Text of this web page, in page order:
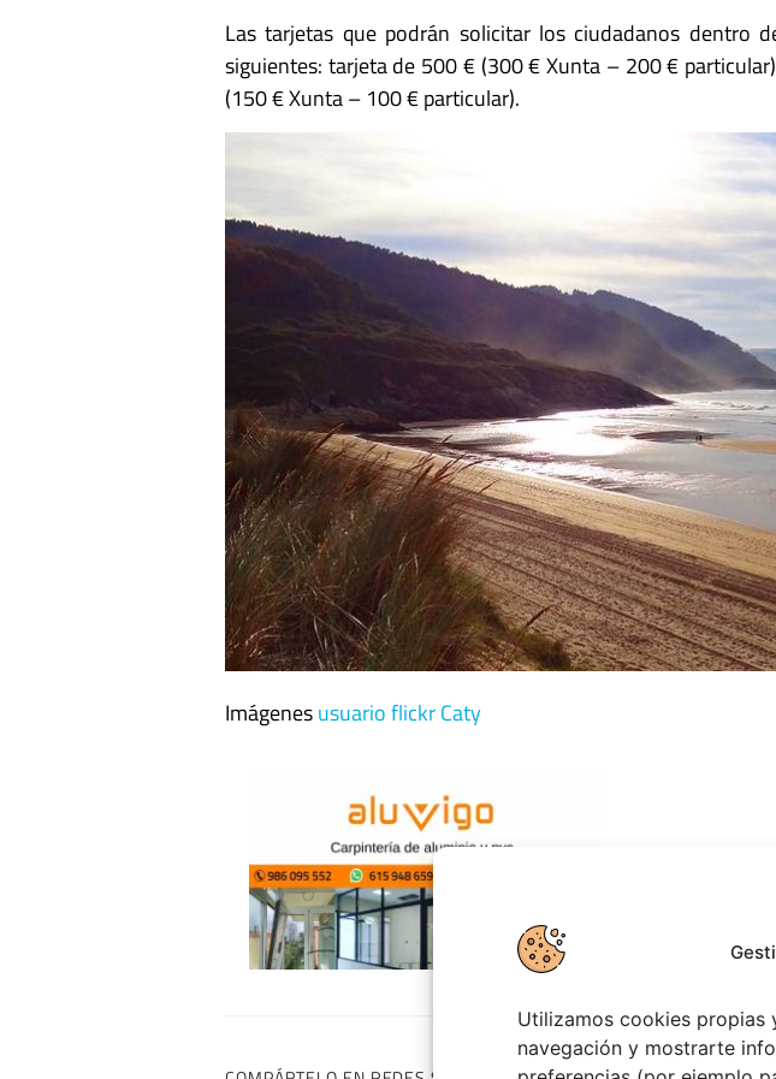
Utilizamos cookies propias
navegación y mostrarte
Las tarjetas que podrán solicitar los ciudadanos dentro
siguientes: tarjeta de 500 € (300 € Xunta – 200 €
(150 € Xunta – 100 € particular).
Imágenesusuario flickr Caty